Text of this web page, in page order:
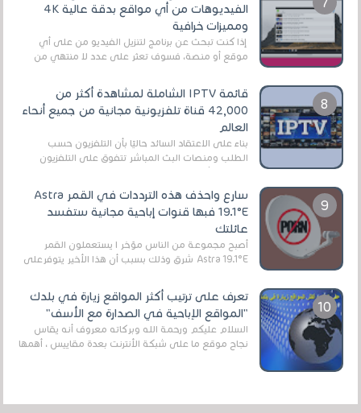
الفيديوهات من أي مواقع بدقة عالية 4K
ومميزات خرافية
إذا كنت تبحث عن برنامج لتنزيل الفيديو من على أي
موقع أو منصة، فسوف تعثر على عدد لا منتهي من
قائمة IPTV الشاملة لمشاهدة أكثر من
42,000 قناة تلفزيونية مجانية من جميع أنحاء
العالم
بناءً على الاعتقاد السائد حاليًا بأن التلفزيون حسب
الطلب ومنصات البث المباشر تتفوق على التلفزيون
الرقمي الأرضي التقليدي، يُعدّ IPTV-org خيار...
سارع واحذف هذه الترددات في القمر Astra
19.1°E فبها قنوات إباحية مجانية ستفسد
عائلتك
أصبح مجموعة من الناس مؤخر ا يستعملون القمر
Astra 19.1°E شرق وذلك بسبب أن هذا الأخير يتوفرعلى
تعرف على ترتيب أكثر المواقع زيارة في بلدك
"المواقع الإباحية في الصدارة مع الأسف"
السلام عليكم ورحمة الله وبركاته معروف أنه يقاس
نجاح موقع ما على شبكة الأنترنت بعدة مقاييس ، أهمها